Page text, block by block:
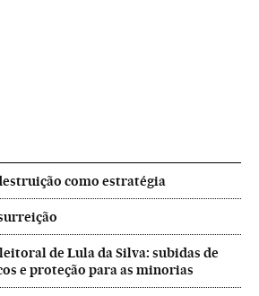
como estratégia
de Lula da Silva: subidas de
e proteção para as minorias